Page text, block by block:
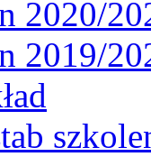
2020/
2019/